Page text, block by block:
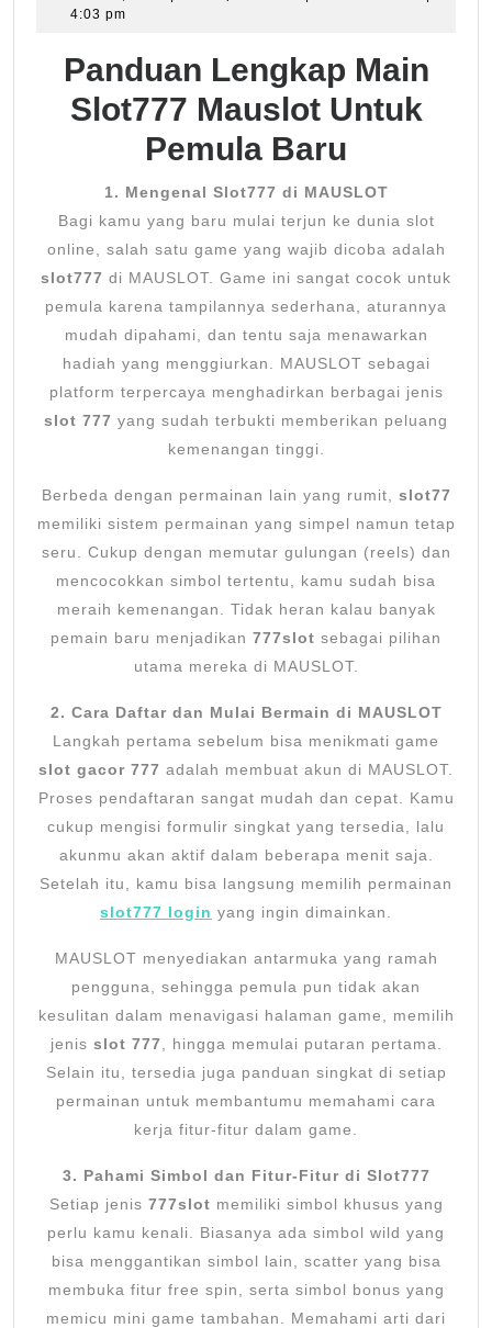
Mauslot
Untuk
Pemula
Baru
4:03 pm
Panduan Lengkap Main
Slot777 Mauslot Untuk
Pemula Baru
1. Mengenal Slot777 di MAUSLOT
Bagi kamu yang baru mulai terjun ke dunia slot
online, salah satu game yang wajib dicoba adalah
slot777 di MAUSLOT. Game ini sangat cocok untuk
pemula karena tampilannya sederhana, aturannya
mudah dipahami, dan tentu saja menawarkan
hadiah yang menggiurkan. MAUSLOT sebagai
platform terpercaya menghadirkan berbagai jenis
slot 777 yang sudah terbukti memberikan peluang
kemenangan tinggi.
Berbeda dengan permainan lain yang rumit, slot77
memiliki sistem permainan yang simpel namun tetap
seru. Cukup dengan memutar gulungan (reels) dan
mencocokkan simbol tertentu, kamu sudah bisa
meraih kemenangan. Tidak heran kalau banyak
pemain baru menjadikan 777slot sebagai pilihan
utama mereka di MAUSLOT.
2. Cara Daftar dan Mulai Bermain di MAUSLOT
Langkah pertama sebelum bisa menikmati game
slot gacor 777 adalah membuat akun di MAUSLOT.
Proses pendaftaran sangat mudah dan cepat. Kamu
cukup mengisi formulir singkat yang tersedia, lalu
akunmu akan aktif dalam beberapa menit saja.
Setelah itu, kamu bisa langsung memilih permainan
slot777 login yang ingin dimainkan.
MAUSLOT menyediakan antarmuka yang ramah
pengguna, sehingga pemula pun tidak akan
kesulitan dalam menavigasi halaman game, memilih
jenis slot 777 , hingga memulai putaran pertama.
Selain itu, tersedia juga panduan singkat di setiap
permainan untuk membantumu memahami cara
kerja fitur-fitur dalam game.
3. Pahami Simbol dan Fitur-Fitur di Slot777
Setiap jenis 777slot memiliki simbol khusus yang
perlu kamu kenali. Biasanya ada simbol wild yang
bisa menggantikan simbol lain, scatter yang bisa
membuka fitur free spin, serta simbol bonus yang
memicu mini game tambahan. Memahami arti dari